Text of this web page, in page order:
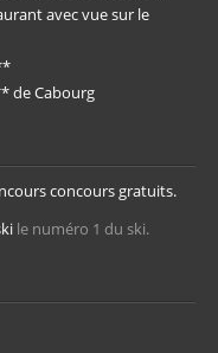
avec vue sur le
de Cabourg
concours gratuits.
le numéro 1 du ski.